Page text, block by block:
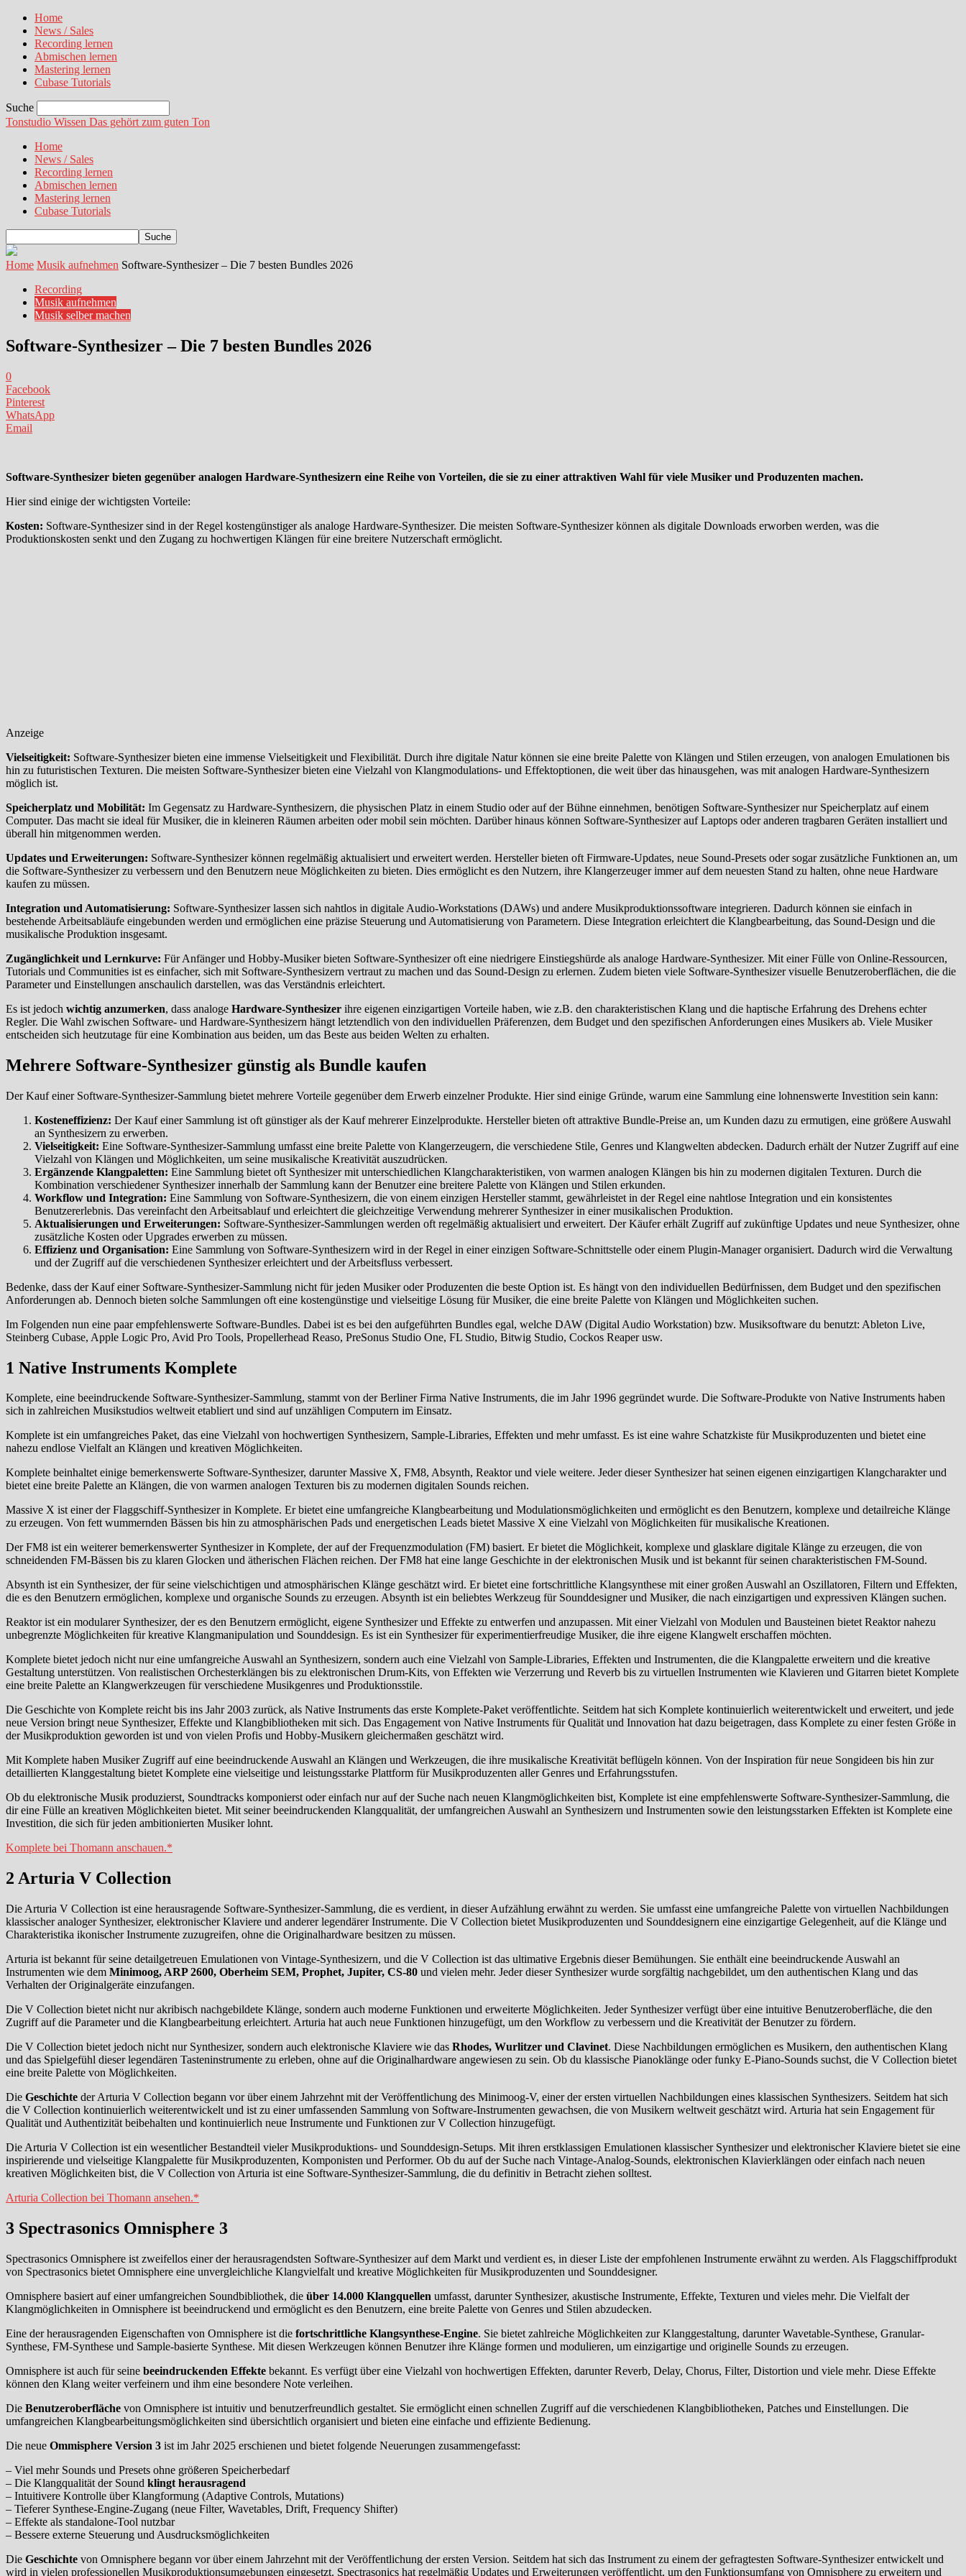
Home
News / Sales
Recording lernen
Abmischen lernen
Mastering lernen
Cubase Tutorials
Suche
Tonstudio Wissen Das gehört zum guten Ton
Home
News / Sales
Recording lernen
Abmischen lernen
Mastering lernen
Cubase Tutorials
Home Musik aufnehmen Software-Synthesizer – Die 7 besten Bundles 2026
Recording
Musik aufnehmen
Musik selber machen
Software-Synthesizer – Die 7 besten Bundles 2026
0
Facebook
Pinterest
WhatsApp
Email
Software-Synthesizer bieten gegenüber analogen Hardware-Synthesizern eine Reihe von Vorteilen, die sie zu einer attraktiven Wahl für viele Musiker und Produzenten machen.
Hier sind einige der wichtigsten Vorteile:
Kosten: Software-Synthesizer sind in der Regel kostengünstiger als analoge Hardware-Synthesizer. Die meisten Software-Synthesizer können als digitale Downloads erworben werden, was die
Produktionskosten senkt und den Zugang zu hochwertigen Klängen für eine breitere Nutzerschaft ermöglicht.
Anzeige
Vielseitigkeit: Software-Synthesizer bieten eine immense Vielseitigkeit und Flexibilität. Durch ihre digitale Natur können sie eine breite Palette von Klängen und Stilen erzeugen, von analogen Emulationen bis
hin zu futuristischen Texturen. Die meisten Software-Synthesizer bieten eine Vielzahl von Klangmodulations- und Effektoptionen, die weit über das hinausgehen, was mit analogen Hardware-Synthesizern
möglich ist.
Speicherplatz und Mobilität: Im Gegensatz zu Hardware-Synthesizern, die physischen Platz in einem Studio oder auf der Bühne einnehmen, benötigen Software-Synthesizer nur Speicherplatz auf einem
Computer. Das macht sie ideal für Musiker, die in kleineren Räumen arbeiten oder mobil sein möchten. Darüber hinaus können Software-Synthesizer auf Laptops oder anderen tragbaren Geräten installiert und
überall hin mitgenommen werden.
Updates und Erweiterungen: Software-Synthesizer können regelmäßig aktualisiert und erweitert werden. Hersteller bieten oft Firmware-Updates, neue Sound-Presets oder sogar zusätzliche Funktionen an, um
die Software-Synthesizer zu verbessern und den Benutzern neue Möglichkeiten zu bieten. Dies ermöglicht es den Nutzern, ihre Klangerzeuger immer auf dem neuesten Stand zu halten, ohne neue Hardware
kaufen zu müssen.
Integration und Automatisierung: Software-Synthesizer lassen sich nahtlos in digitale Audio-Workstations (DAWs) und andere Musikproduktionssoftware integrieren. Dadurch können sie einfach in
bestehende Arbeitsabläufe eingebunden werden und ermöglichen eine präzise Steuerung und Automatisierung von Parametern. Diese Integration erleichtert die Klangbearbeitung, das Sound-Design und die
musikalische Produktion insgesamt.
Zugänglichkeit und Lernkurve: Für Anfänger und Hobby-Musiker bieten Software-Synthesizer oft eine niedrigere Einstiegshürde als analoge Hardware-Synthesizer. Mit einer Fülle von Online-Ressourcen,
Tutorials und Communities ist es einfacher, sich mit Software-Synthesizern vertraut zu machen und das Sound-Design zu erlernen. Zudem bieten viele Software-Synthesizer visuelle Benutzeroberflächen, die die
Parameter und Einstellungen anschaulich darstellen, was das Verständnis erleichtert.
Es ist jedoch wichtig anzumerken, dass analoge Hardware-Synthesizer ihre eigenen einzigartigen Vorteile haben, wie z.B. den charakteristischen Klang und die haptische Erfahrung des Drehens echter
Regler. Die Wahl zwischen Software- und Hardware-Synthesizern hängt letztendlich von den individuellen Präferenzen, dem Budget und den spezifischen Anforderungen eines Musikers ab. Viele Musiker
entscheiden sich heutzutage für eine Kombination aus beiden, um das Beste aus beiden Welten zu erhalten.
Mehrere Software-Synthesizer günstig als Bundle kaufen
Der Kauf einer Software-Synthesizer-Sammlung bietet mehrere Vorteile gegenüber dem Erwerb einzelner Produkte. Hier sind einige Gründe, warum eine Sammlung eine lohnenswerte Investition sein kann:
Kosteneffizienz: Der Kauf einer Sammlung ist oft günstiger als der Kauf mehrerer Einzelprodukte. Hersteller bieten oft attraktive Bundle-Preise an, um Kunden dazu zu ermutigen, eine größere Auswahl
an Synthesizern zu erwerben.
Vielseitigkeit: Eine Software-Synthesizer-Sammlung umfasst eine breite Palette von Klangerzeugern, die verschiedene Stile, Genres und Klangwelten abdecken. Dadurch erhält der Nutzer Zugriff auf eine
Vielzahl von Klängen und Möglichkeiten, um seine musikalische Kreativität auszudrücken.
Ergänzende Klangpaletten: Eine Sammlung bietet oft Synthesizer mit unterschiedlichen Klangcharakteristiken, von warmen analogen Klängen bis hin zu modernen digitalen Texturen. Durch die
Kombination verschiedener Synthesizer innerhalb der Sammlung kann der Benutzer eine breitere Palette von Klängen und Stilen erkunden.
Workflow und Integration: Eine Sammlung von Software-Synthesizern, die von einem einzigen Hersteller stammt, gewährleistet in der Regel eine nahtlose Integration und ein konsistentes
Benutzererlebnis. Das vereinfacht den Arbeitsablauf und erleichtert die gleichzeitige Verwendung mehrerer Synthesizer in einer musikalischen Produktion.
Aktualisierungen und Erweiterungen: Software-Synthesizer-Sammlungen werden oft regelmäßig aktualisiert und erweitert. Der Käufer erhält Zugriff auf zukünftige Updates und neue Synthesizer, ohne
zusätzliche Kosten oder Upgrades erwerben zu müssen.
Effizienz und Organisation: Eine Sammlung von Software-Synthesizern wird in der Regel in einer einzigen Software-Schnittstelle oder einem Plugin-Manager organisiert. Dadurch wird die Verwaltung
und der Zugriff auf die verschiedenen Synthesizer erleichtert und der Arbeitsfluss verbessert.
Bedenke, dass der Kauf einer Software-Synthesizer-Sammlung nicht für jeden Musiker oder Produzenten die beste Option ist. Es hängt von den individuellen Bedürfnissen, dem Budget und den spezifischen
Anforderungen ab. Dennoch bieten solche Sammlungen oft eine kostengünstige und vielseitige Lösung für Musiker, die eine breite Palette von Klängen und Möglichkeiten suchen.
Im Folgenden nun eine paar empfehlenswerte Software-Bundles. Dabei ist es bei den aufgeführten Bundles egal, welche DAW (Digital Audio Workstation) bzw. Musiksoftware du benutzt: Ableton Live,
Steinberg Cubase, Apple Logic Pro, Avid Pro Tools, Propellerhead Reaso, PreSonus Studio One, FL Studio, Bitwig Studio, Cockos Reaper usw.
1 Native Instruments Komplete
Komplete, eine beeindruckende Software-Synthesizer-Sammlung, stammt von der Berliner Firma Native Instruments, die im Jahr 1996 gegründet wurde. Die Software-Produkte von Native Instruments haben
sich in zahlreichen Musikstudios weltweit etabliert und sind auf unzähligen Computern im Einsatz.
Komplete ist ein umfangreiches Paket, das eine Vielzahl von hochwertigen Synthesizern, Sample-Libraries, Effekten und mehr umfasst. Es ist eine wahre Schatzkiste für Musikproduzenten und bietet eine
nahezu endlose Vielfalt an Klängen und kreativen Möglichkeiten.
Komplete beinhaltet einige bemerkenswerte Software-Synthesizer, darunter Massive X, FM8, Absynth, Reaktor und viele weitere. Jeder dieser Synthesizer hat seinen eigenen einzigartigen Klangcharakter und
bietet eine breite Palette an Klängen, die von warmen analogen Texturen bis zu modernen digitalen Sounds reichen.
Massive X ist einer der Flaggschiff-Synthesizer in Komplete. Er bietet eine umfangreiche Klangbearbeitung und Modulationsmöglichkeiten und ermöglicht es den Benutzern, komplexe und detailreiche Klänge
zu erzeugen. Von fett wummernden Bässen bis hin zu atmosphärischen Pads und energetischen Leads bietet Massive X eine Vielzahl von Möglichkeiten für musikalische Kreationen.
Der FM8 ist ein weiterer bemerkenswerter Synthesizer in Komplete, der auf der Frequenzmodulation (FM) basiert. Er bietet die Möglichkeit, komplexe und glasklare digitale Klänge zu erzeugen, die von
schneidenden FM-Bässen bis zu klaren Glocken und ätherischen Flächen reichen. Der FM8 hat eine lange Geschichte in der elektronischen Musik und ist bekannt für seinen charakteristischen FM-Sound.
Absynth ist ein Synthesizer, der für seine vielschichtigen und atmosphärischen Klänge geschätzt wird. Er bietet eine fortschrittliche Klangsynthese mit einer großen Auswahl an Oszillatoren, Filtern und Effekten,
die es den Benutzern ermöglichen, komplexe und organische Sounds zu erzeugen. Absynth ist ein beliebtes Werkzeug für Sounddesigner und Musiker, die nach einzigartigen und expressiven Klängen suchen.
Reaktor ist ein modularer Synthesizer, der es den Benutzern ermöglicht, eigene Synthesizer und Effekte zu entwerfen und anzupassen. Mit einer Vielzahl von Modulen und Bausteinen bietet Reaktor nahezu
unbegrenzte Möglichkeiten für kreative Klangmanipulation und Sounddesign. Es ist ein Synthesizer für experimentierfreudige Musiker, die ihre eigene Klangwelt erschaffen möchten.
Komplete bietet jedoch nicht nur eine umfangreiche Auswahl an Synthesizern, sondern auch eine Vielzahl von Sample-Libraries, Effekten und Instrumenten, die die Klangpalette erweitern und die kreative
Gestaltung unterstützen. Von realistischen Orchesterklängen bis zu elektronischen Drum-Kits, von Effekten wie Verzerrung und Reverb bis zu virtuellen Instrumenten wie Klavieren und Gitarren bietet Komplete
eine breite Palette an Klangwerkzeugen für verschiedene Musikgenres und Produktionsstile.
Die Geschichte von Komplete reicht bis ins Jahr 2003 zurück, als Native Instruments das erste Komplete-Paket veröffentlichte. Seitdem hat sich Komplete kontinuierlich weiterentwickelt und erweitert, und jede
neue Version bringt neue Synthesizer, Effekte und Klangbibliotheken mit sich. Das Engagement von Native Instruments für Qualität und Innovation hat dazu beigetragen, dass Komplete zu einer festen Größe in
der Musikproduktion geworden ist und von vielen Profis und Hobby-Musikern gleichermaßen geschätzt wird.
Mit Komplete haben Musiker Zugriff auf eine beeindruckende Auswahl an Klängen und Werkzeugen, die ihre musikalische Kreativität beflügeln können. Von der Inspiration für neue Songideen bis hin zur
detaillierten Klanggestaltung bietet Komplete eine vielseitige und leistungsstarke Plattform für Musikproduzenten aller Genres und Erfahrungsstufen.
Ob du elektronische Musik produzierst, Soundtracks komponierst oder einfach nur auf der Suche nach neuen Klangmöglichkeiten bist, Komplete ist eine empfehlenswerte Software-Synthesizer-Sammlung, die
dir eine Fülle an kreativen Möglichkeiten bietet. Mit seiner beeindruckenden Klangqualität, der umfangreichen Auswahl an Synthesizern und Instrumenten sowie den leistungsstarken Effekten ist Komplete eine
Investition, die sich für jeden ambitionierten Musiker lohnt.
Komplete bei Thomann anschauen.*
2 Arturia V Collection
Die Arturia V Collection ist eine herausragende Software-Synthesizer-Sammlung, die es verdient, in dieser Aufzählung erwähnt zu werden. Sie umfasst eine umfangreiche Palette von virtuellen Nachbildungen
klassischer analoger Synthesizer, elektronischer Klaviere und anderer legendärer Instrumente. Die V Collection bietet Musikproduzenten und Sounddesignern eine einzigartige Gelegenheit, auf die Klänge und
Charakteristika ikonischer Instrumente zuzugreifen, ohne die Originalhardware besitzen zu müssen.
Arturia ist bekannt für seine detailgetreuen Emulationen von Vintage-Synthesizern, und die V Collection ist das ultimative Ergebnis dieser Bemühungen. Sie enthält eine beeindruckende Auswahl an
Instrumenten wie dem Minimoog, ARP 2600, Oberheim SEM, Prophet, Jupiter, CS-80 und vielen mehr. Jeder dieser Synthesizer wurde sorgfältig nachgebildet, um den authentischen Klang und das
Verhalten der Originalgeräte einzufangen.
Die V Collection bietet nicht nur akribisch nachgebildete Klänge, sondern auch moderne Funktionen und erweiterte Möglichkeiten. Jeder Synthesizer verfügt über eine intuitive Benutzeroberfläche, die den
Zugriff auf die Parameter und die Klangbearbeitung erleichtert. Arturia hat auch neue Funktionen hinzugefügt, um den Workflow zu verbessern und die Kreativität der Benutzer zu fördern.
Die V Collection bietet jedoch nicht nur Synthesizer, sondern auch elektronische Klaviere wie das Rhodes, Wurlitzer und Clavinet. Diese Nachbildungen ermöglichen es Musikern, den authentischen Klang
und das Spielgefühl dieser legendären Tasteninstrumente zu erleben, ohne auf die Originalhardware angewiesen zu sein. Ob du klassische Pianoklänge oder funky E-Piano-Sounds suchst, die V Collection bietet
eine breite Palette von Möglichkeiten.
Die Geschichte der Arturia V Collection begann vor über einem Jahrzehnt mit der Veröffentlichung des Minimoog-V, einer der ersten virtuellen Nachbildungen eines klassischen Synthesizers. Seitdem hat sich
die V Collection kontinuierlich weiterentwickelt und ist zu einer umfassenden Sammlung von Software-Instrumenten gewachsen, die von Musikern weltweit geschätzt wird. Arturia hat sein Engagement für
Qualität und Authentizität beibehalten und kontinuierlich neue Instrumente und Funktionen zur V Collection hinzugefügt.
Die Arturia V Collection ist ein wesentlicher Bestandteil vieler Musikproduktions- und Sounddesign-Setups. Mit ihren erstklassigen Emulationen klassischer Synthesizer und elektronischer Klaviere bietet sie eine
inspirierende und vielseitige Klangpalette für Musikproduzenten, Komponisten und Performer. Ob du auf der Suche nach Vintage-Analog-Sounds, elektronischen Klavierklängen oder einfach nach neuen
kreativen Möglichkeiten bist, die V Collection von Arturia ist eine Software-Synthesizer-Sammlung, die du definitiv in Betracht ziehen solltest.
Arturia Collection bei Thomann ansehen.*
3 Spectrasonics Omnisphere 3
Spectrasonics Omnisphere ist zweifellos einer der herausragendsten Software-Synthesizer auf dem Markt und verdient es, in dieser Liste der empfohlenen Instrumente erwähnt zu werden. Als Flaggschiffprodukt
von Spectrasonics bietet Omnisphere eine unvergleichliche Klangvielfalt und kreative Möglichkeiten für Musikproduzenten und Sounddesigner.
Omnisphere basiert auf einer umfangreichen Soundbibliothek, die über 14.000 Klangquellen umfasst, darunter Synthesizer, akustische Instrumente, Effekte, Texturen und vieles mehr. Die Vielfalt der
Klangmöglichkeiten in Omnisphere ist beeindruckend und ermöglicht es den Benutzern, eine breite Palette von Genres und Stilen abzudecken.
Eine der herausragenden Eigenschaften von Omnisphere ist die fortschrittliche Klangsynthese-Engine. Sie bietet zahlreiche Möglichkeiten zur Klanggestaltung, darunter Wavetable-Synthese, Granular-
Synthese, FM-Synthese und Sample-basierte Synthese. Mit diesen Werkzeugen können Benutzer ihre Klänge formen und modulieren, um einzigartige und originelle Sounds zu erzeugen.
Omnisphere ist auch für seine beeindruckenden Effekte bekannt. Es verfügt über eine Vielzahl von hochwertigen Effekten, darunter Reverb, Delay, Chorus, Filter, Distortion und viele mehr. Diese Effekte
können den Klang weiter verfeinern und ihm eine besondere Note verleihen.
Die Benutzeroberfläche von Omnisphere ist intuitiv und benutzerfreundlich gestaltet. Sie ermöglicht einen schnellen Zugriff auf die verschiedenen Klangbibliotheken, Patches und Einstellungen. Die
umfangreichen Klangbearbeitungsmöglichkeiten sind übersichtlich organisiert und bieten eine einfache und effiziente Bedienung.
Die neue Ommisphere Version 3 ist im Jahr 2025 erschienen und bietet folgende Neuerungen zusammengefasst:
– Viel mehr Sounds und Presets ohne größeren Speicherbedarf
– Die Klangqualität der Sound klingt herausragend
– Intuitivere Kontrolle über Klangformung (Adaptive Controls, Mutations)
– Tieferer Synthese-Engine-Zugang (neue Filter, Wavetables, Drift, Frequency Shifter)
– Effekte als standalone-Tool nutzbar
– Bessere externe Steuerung und Ausdrucksmöglichkeiten
Die Geschichte von Omnisphere begann vor über einem Jahrzehnt mit der Veröffentlichung der ersten Version. Seitdem hat sich das Instrument zu einem der gefragtesten Software-Synthesizer entwickelt und
wird in vielen professionellen Musikproduktionsumgebungen eingesetzt. Spectrasonics hat regelmäßig Updates und Erweiterungen veröffentlicht, um den Funktionsumfang von Omnisphere zu erweitern und